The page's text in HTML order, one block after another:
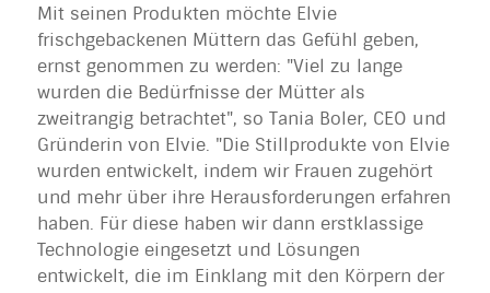
Mit seinen Produkten möchte Elvie
frischgebackenen Müttern das Gefühl geben,
ernst genommen zu werden: "Viel zu lange
wurden die Bedürfnisse der Mütter als
zweitrangig betrachtet", so Tania Boler, CEO und
Gründerin von Elvie. "Die Stillprodukte von Elvie
wurden entwickelt, indem wir Frauen zugehört
und mehr über ihre Herausforderungen erfahren
haben. Für diese haben wir dann erstklassige
Technologie eingesetzt und Lösungen
entwickelt, die im Einklang mit den Körpern der